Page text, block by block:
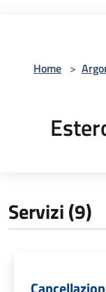
Home >
Servizi (9)